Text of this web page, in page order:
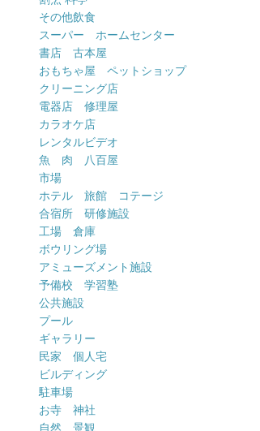
その他飲食
スーパー ホームセンター
書店 古本屋
おもちゃ屋 ペットショップ
クリーニング店
電器店 修理屋
カラオケ店
レンタルビデオ
魚 肉 八百屋
市場
ホテル 旅館 コテージ
合宿所 研修施設
工場 倉庫
ボウリング場
アミューズメント施設
予備校 学習塾
公共施設
プール
ギャラリー
民家 個人宅
ビルディング
駐車場
お寺 神社
自然 景観